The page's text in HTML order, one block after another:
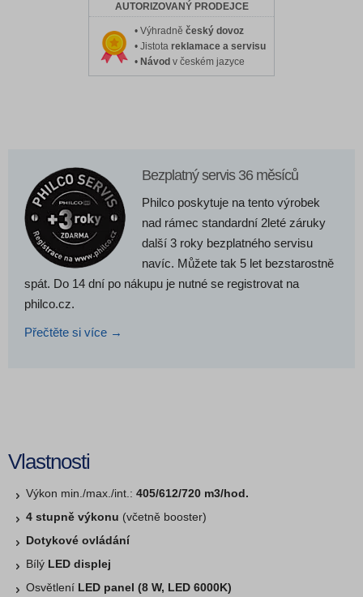
AUTORIZOVANÝ PRODEJCE
• Výhradně český dovoz
• Jistota reklamace a servisu
• Návod v českém jazyce
Bezplatný servis 36 měsíců
Philco poskytuje na tento výrobek
nad rámec standardní 2leté záruky
další 3 roky bezplatného servisu
navíc. Můžete tak 5 let bezstarostně
spát. Do 14 dní po nákupu je nutné se registrovat na
philco.cz.
Přečtěte si více →
Vlastnosti
Výkon min./max./int.: 405/612/720 m3/hod.
4 stupně výkonu (včetně booster)
Dotykové ovládání
Bílý LED displej
Osvětlení LED panel (8 W, LED 6000K)